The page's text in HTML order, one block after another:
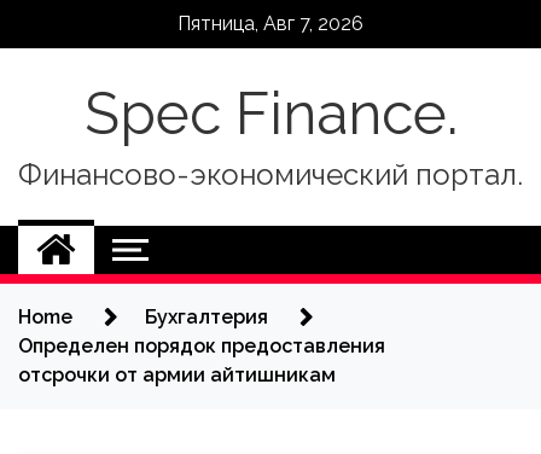
Пятница, Авг 7, 2026
Spec Finance.
Финансово-экономический портал.
Home
Бухгалтерия
Определен порядок предоставления
отсрочки от армии айтишникам